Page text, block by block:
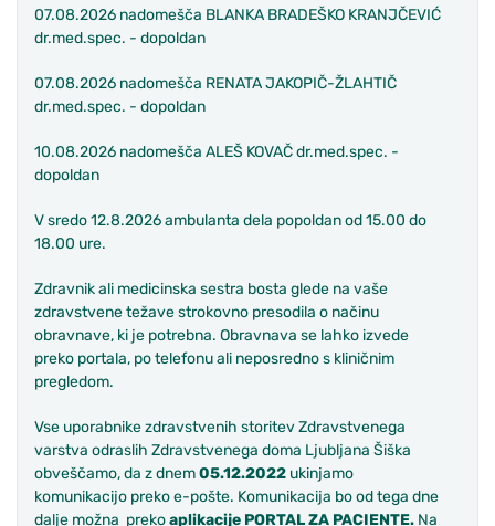
07.08.2026 nadomešča BLANKA BRADEŠKO KRANJČEVIĆ
dr.med.spec. - dopoldan
07.08.2026 nadomešča RENATA JAKOPIČ-ŽLAHTIČ
dr.med.spec. - dopoldan
10.08.2026 nadomešča ALEŠ KOVAČ dr.med.spec. -
dopoldan
V sredo 12.8.2026 ambulanta dela popoldan od 15.00 do
18.00 ure.
Zdravnik ali medicinska sestra bosta glede na vaše
zdravstvene težave strokovno presodila o načinu
obravnave, ki je potrebna. Obravnava se lahko izvede
preko portala, po telefonu ali neposredno s kliničnim
pregledom.
Vse uporabnike zdravstvenih storitev Zdravstvenega
varstva odraslih Zdravstvenega doma Ljubljana Šiška
obveščamo, da z dnem05.12.2022 ukinjamo
komunikacijo preko e-pošte. Komunikacija bo od tega dne
dalje možna prekoaplikacije PORTAL ZA PACIENTE. Na